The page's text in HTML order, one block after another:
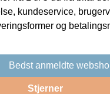
kundeservice,
og
Bedst anmeldte
Stjerner